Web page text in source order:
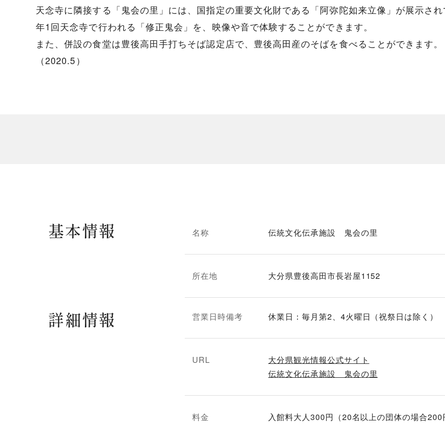
天念寺に隣接する「鬼会の里」には、国指定の重要文化財である「阿弥陀如来立像」が展示さ
年1回天念寺で行われる「修正鬼会」を、映像や音で体験することができます。
また、併設の食堂は豊後高田手打ちそば認定店で、豊後高田産のそばを食べることができます。
（2020.5）
基本情報 名称 伝統文化伝承施設 鬼会の里
所在地 大分県豊後高田市長岩屋1152
詳細情報 営業日時備考 休業日：毎月第2、4火曜日（祝祭日は除く）
URL
大分県観光情報公式サイト
伝統文化伝承施設 鬼会の里
料金 入館料大人300円（20名以上の団体の場合200